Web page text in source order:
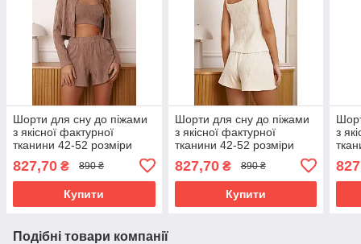
Шорти для сну до піжами
з якісної фактурної
тканини 42-52 розміри
827,70 ₴ 890 ₴
Купити
Шорти для сну до піжами
з якісної фактурної
тканини 42-52 розміри
827,70₴ 890 ₴
Купити
з
Подібні товари компанії